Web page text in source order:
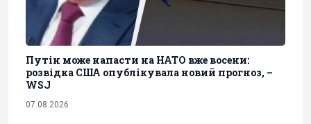
Путін може напасти на НАТО вже восени:
розвідка США опублікувала новий прогноз, –
WSJ
07.08.2026